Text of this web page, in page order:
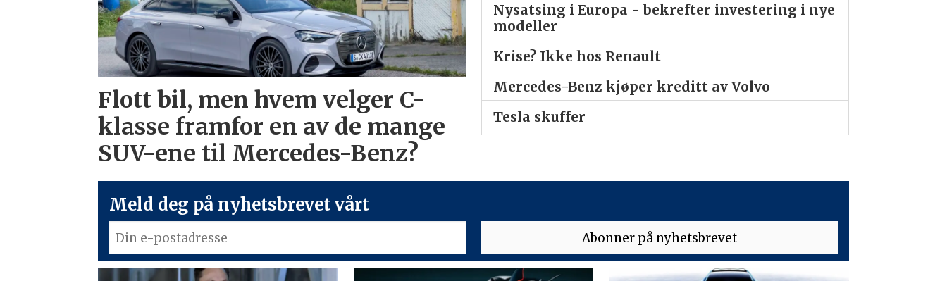
Flott bil, men hvem velger C-
klasse framfor en av de mange
SUV-ene til Mercedes-Benz?
Nysatsing i Europa - bekrefter investering i nye
modeller
Krise? Ikke hos Renault
Mercedes-Benz kjøper kreditt av Volvo
Tesla skuffer
Meld deg på nyhetsbrevet vårt